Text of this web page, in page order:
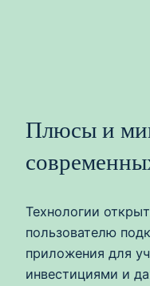
Плюсы и
Технологии
пользователю
приложения для
инвестициями и